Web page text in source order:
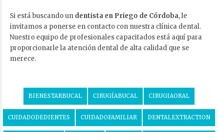
Si está buscando un dentista en Priego de Córdoba, le
invitamos a ponerse en contacto con nuestra clínica dental.
Nuestro equipo de profesionales capacitados está aquí para
proporcionarle la atención dental de alta calidad que se
merece.
BIENESTARBUCAL CIRUGÍABUCAL CIRUGIAORAL
CUIDADODEDIENTES CUIDADOFAMILIAR DENTALEXTRACTION